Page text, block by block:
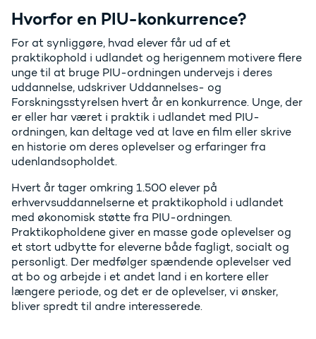
Hvorfor en PIU-konkurrence?
For at synliggøre, hvad elever får ud af et
praktikophold i udlandet og herigennem motivere flere
unge til at bruge PIU-ordningen undervejs i deres
uddannelse, udskriver Uddannelses- og
Forskningsstyrelsen hvert år en konkurrence. Unge, der
er eller har været i praktik i udlandet med PIU-
ordningen, kan deltage ved at lave en film eller skrive
en historie om deres oplevelser og erfaringer fra
udenlandsopholdet.
Hvert år tager omkring 1.500 elever på
erhvervsuddannelserne et praktikophold i udlandet
med økonomisk støtte fra PIU-ordningen.
Praktikopholdene giver en masse gode oplevelser og
et stort udbytte for eleverne både fagligt, socialt og
personligt. Der medfølger spændende oplevelser ved
at bo og arbejde i et andet land i en kortere eller
længere periode, og det er de oplevelser, vi ønsker,
bliver spredt til andre interesserede.